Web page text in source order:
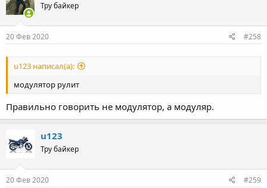
Тру байкер
20 Фев 2020 #258
u123 написал(а):
модулятор рулит
Правильно говорить не модулятор, а модуляр.
u123
Тру байкер
20 Фев 2020 #259